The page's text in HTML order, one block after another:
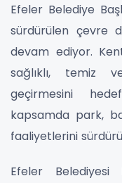
Efeler Belediye
sürdürülen çevre
devam ediyor.
sağlıklı, temiz
geçirmesini
kapsamda park,
faaliyetlerini
Efeler